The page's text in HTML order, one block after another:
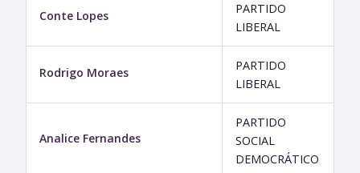
Conte Lopes
PARTIDO
LIBERAL
Rodrigo Moraes
PARTIDO
LIBERAL
Analice Fernandes
PARTIDO
SOCIAL
DEMOCRÁTICO